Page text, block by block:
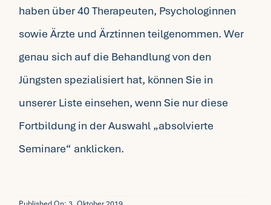
haben über 40 Therapeuten, Psychologinnen
sowie Ärzte und Ärztinnen teilgenommen. Wer
genau sich auf die Behandlung von den
Jüngsten spezialisiert hat, können Sie in
unserer Liste einsehen, wenn Sie nur diese
Fortbildung in der Auswahl „absolvierte
Seminare“ anklicken.